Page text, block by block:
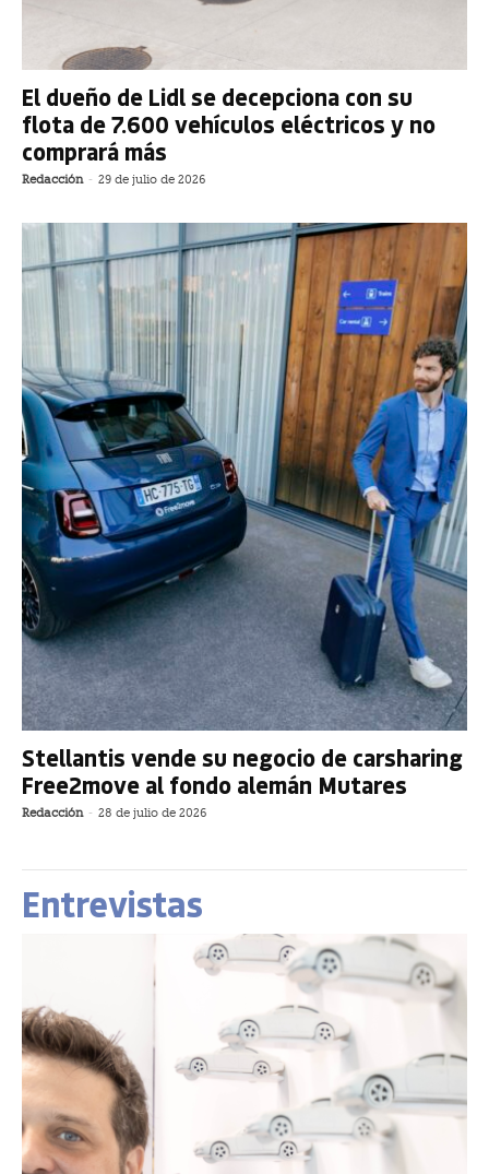
El dueño de Lidl se decepciona con su
flota de 7.600 vehículos eléctricos y no
comprará más
Redacción - 29 de julio de 2026
Stellantis vende su negocio de carsharing
Free2move al fondo alemán Mutares
Redacción - 28 de julio de 2026
Entrevistas